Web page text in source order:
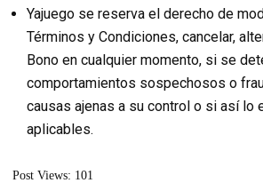
Yajuego se reserva el derecho de
Términos y Condiciones, cancelar,
Bono en cualquier momento, si se
comportamientos sospechosos o
causas ajenas a su control o si así lo
aplicables.
Post Views: 101